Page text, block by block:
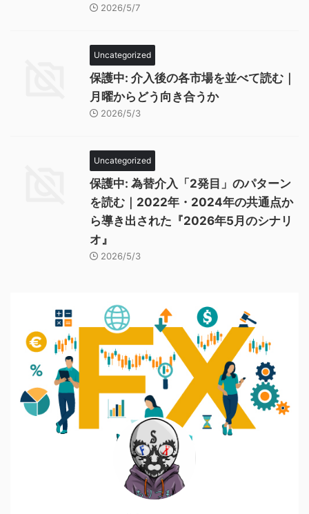
2026/5/7
Uncategorized
保護中: 介入後の各市場を並べて読む｜
月曜からどう向き合うか
2026/5/3
Uncategorized
保護中: 為替介入「2発目」のパターン
を読む｜2022年・2024年の共通点か
ら導き出された『2026年5月のシナリ
オ』
2026/5/3